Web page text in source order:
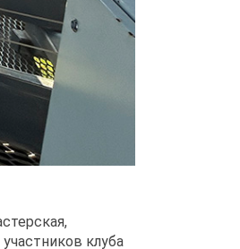
клуба